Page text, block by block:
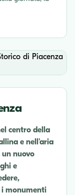
centro della
e nell'aria
nuovo
e
i monumenti